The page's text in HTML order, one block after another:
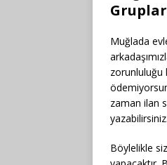
Muğlada
zorunluluğu
zaman ilan
yazabilirsiniz.
Böylelikle